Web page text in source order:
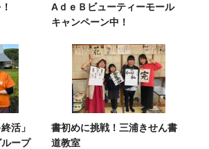
AｄｅＢビューティーモール
キャンペーン中！
活」
ープ
書初めに挑戦！三浦きせん書
道教室